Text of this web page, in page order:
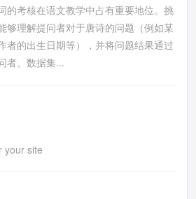
的考核在语文教学中占有重要地位。挑
够理解提问者对于唐诗的问题（例如某
者的出生日期等），并将问题结果通过
者。数据集...
your site